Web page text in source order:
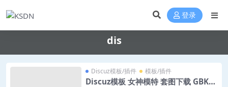
登录
dis
Discuz模板/插件 模板/插件
Discuz模板 女神模特 套图下载 GBK+